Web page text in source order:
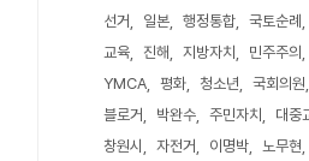
선거 일본 행정통합 국토순례
교육
진해 지방자치 민주주의
YMCA
평화 청소년 국회의원
블로거
박완수 주민자치
대중
창원시
자전거 이명박 노무현